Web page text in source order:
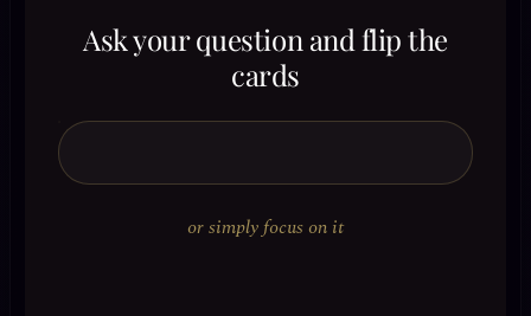
Ask your question and flip the
cards
or simply focus on it